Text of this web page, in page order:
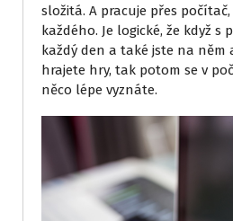
složitá. A pracuje přes
každého. Je logické, že když s
každý den a také jste na něm
hrajete hry, tak potom se v
něco lépe vyznáte.